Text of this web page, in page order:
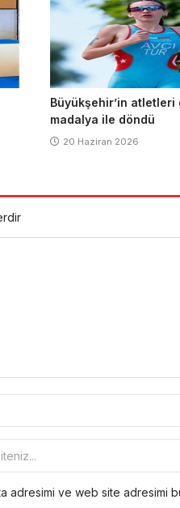
Büyükşehir’in atletleri
madalya ile döndü
20 Haziran 2026
adresimi ve web site adresimi